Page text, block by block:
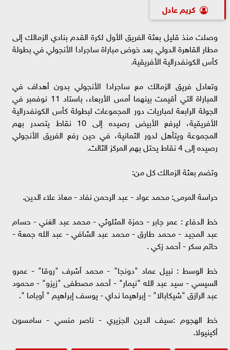
كريم عادل
وصلت منذ قليل بعثة الفريق الأول لكرة القدم بنادي الزمالك إلى
مطار القاهرة الدولي بعد خوض مباراة ساجرادا الأنجولي في بطولة
كأس الكونفدرالية الأفريقية.
وتعادل فريق الزمالك مع ساجرادا الأنجولي بدون أهداف في
المباراة التي أقيمت بينهما أمس الأربعاء، باستاد 11 نوفمبر في
الجولة الرابعة لمباريات دور المجموعات لبطولة كأس الكونفدرالية
الأفريقية، ليرفع الأبيض رصيده إلى 10 نقاط يتصدر بهم
المجموعة ويتأهل لدور الثمانية، في حين رفع الفريق الأنجولي
رصيده إلى 4 نقاط يحتل بهم المركز الثالث.
وتضم بعثة الزمالك كل من:
حراسة المرمى: محمد عواد - عبد الرحمن نفاد - معاذ علاء الدين.
خط الدفاع : عمر جابر - حمزة المثلوثي - محمد عبد الغني - حسام
عبد المجيد - محمد طارق - محمد عبد الشافي - عبد الله جمعة -
حاتم سكر - أحمد زكي .
خط الوسط : نبيل عماد "دونجا" - محمد أشرف "روقا" - عمرو
السيسي - سيد عبد الله "نيمار" - أحمد مصطفى "زيزو" - محمود
عبد الرازق "شيكابالا" - إبراهيما نداي - يوسف إبراهيم " أوباما ".
خط الهجوم :سيف الدين الجزيري - ناصر منسي - سامسون
أكينيولا.